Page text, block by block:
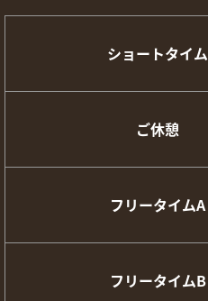
ショートタイム
ご休憩
フリータイムA
フリータイムB